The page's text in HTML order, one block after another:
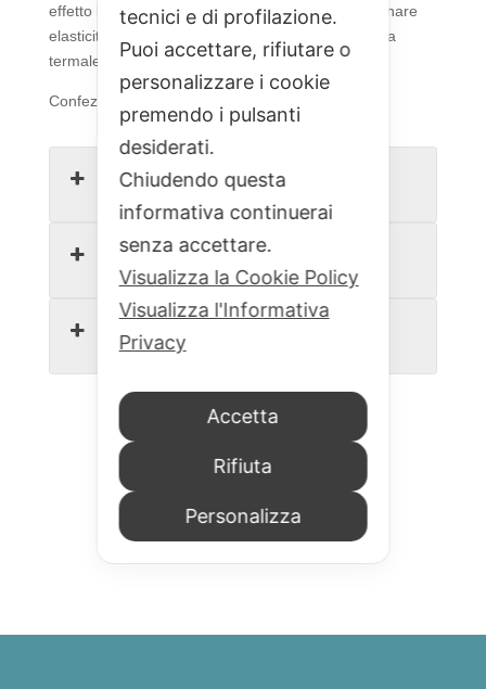
Acido
ialuronico
a
peso
effetto lifting. Aiuta ad attenuare le rughe e ripristinare
elasticità e compattezza alla pelle. Contiene acqua
termale.
Confezione da 30 ml
Descrizione
Modo d'uso
Ingredienti
tecnici e di profilazione.
Puoi accettare, rifiutare o
personalizzare i cookie
premendo i pulsanti
desiderati.
Chiudendo questa
informativa continuerai
senza accettare.
Visualizza la Cookie Policy
Visualizza l'Informativa
Privacy
Accetta
Rifiuta
Personalizza